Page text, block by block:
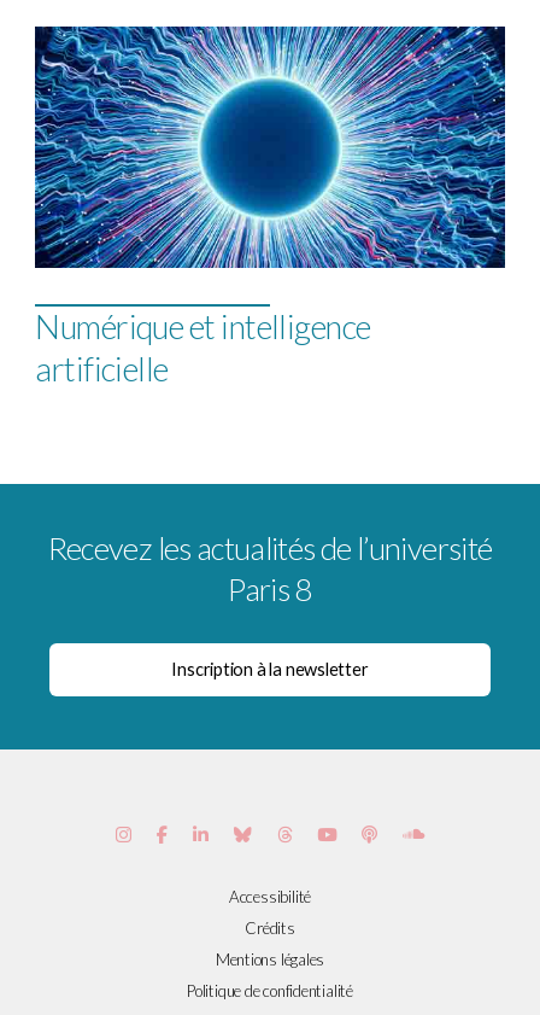
Numérique et intelligence
artificielle
Recevez les actualités de l’université
Paris 8
Accessibilité
Crédits
Mentions légales
Politique de confidentialité